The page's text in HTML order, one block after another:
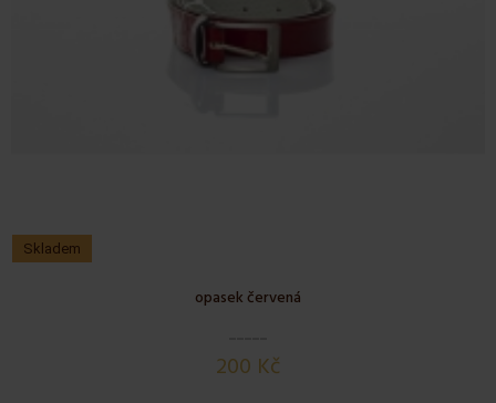
opasek červená
200 Kč
Skladem